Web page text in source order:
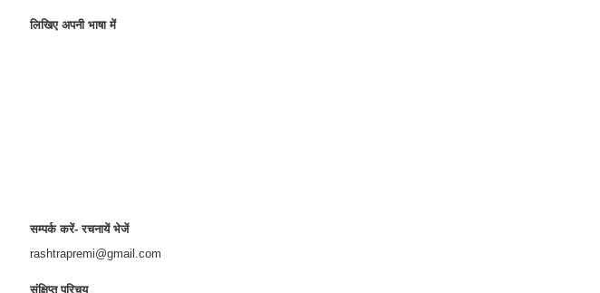
लिखिए अपनी भाषा में
सम्पर्क करें- रचनायें भेजें
rashtrapremi@gmail.com
संक्षिप्त परिचय